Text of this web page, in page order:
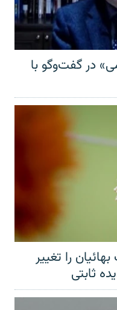
در گفت‌وگو با
را تغییر
ثابتی